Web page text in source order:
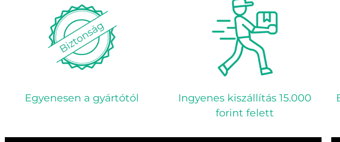
Egyenesen a gyártótól
Ingyenes kiszállítás 15.000
forint felett